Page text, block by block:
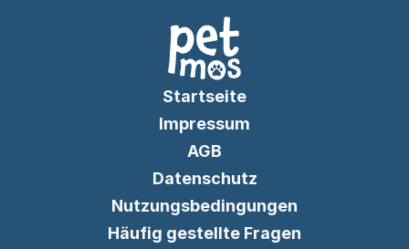
Startseite
Impressum
AGB
Datenschutz
Nutzungsbedingungen
Häufig gestellte Fragen